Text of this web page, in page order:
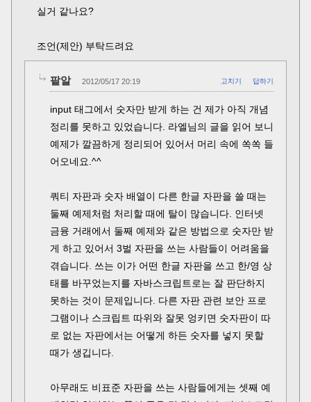
실거 같나요?
조언(제안) 부탁드려요
팥알 2012/05/17 20:19 고치기 답하기
input 태그에서 숫자만 받게 하는 건 제가 아직 개념
정리를 못하고 있었습니다. 라엘님의 글을 읽어 보니
예제가 깔끔하게 정리되어 있어서 머리 속에 쏙쏙 들
어오네요.^^
쿼티 자판과 숫자 배열이 다른 한글 자판을 쓸 때는
둘째 예제처럼 처리할 때에 탈이 많습니다. 인터넷
금융 거래에서 둘째 예제와 같은 방법으로 숫자만 받
게 하고 있어서 3벌 자판을 쓰는 사람들이 어려움을
겪습니다. 쓰는 이가 어떤 한글 자판을 쓰고 한/영 상
태를 바꾸었는지를 자바스크립트로는 잘 판단하지
못하는 것이 문제입니다. 다른 자판 관련 보안 프로
그램이나 스크립트 따위와 잘못 엉키면 숫자판이 따
로 없는 자판에서는 어떻게 하든 숫자를 넣지 못할
때가 생깁니다.
아무래도 비표준 자판을 쓰는 사람들에게는 셋째 예